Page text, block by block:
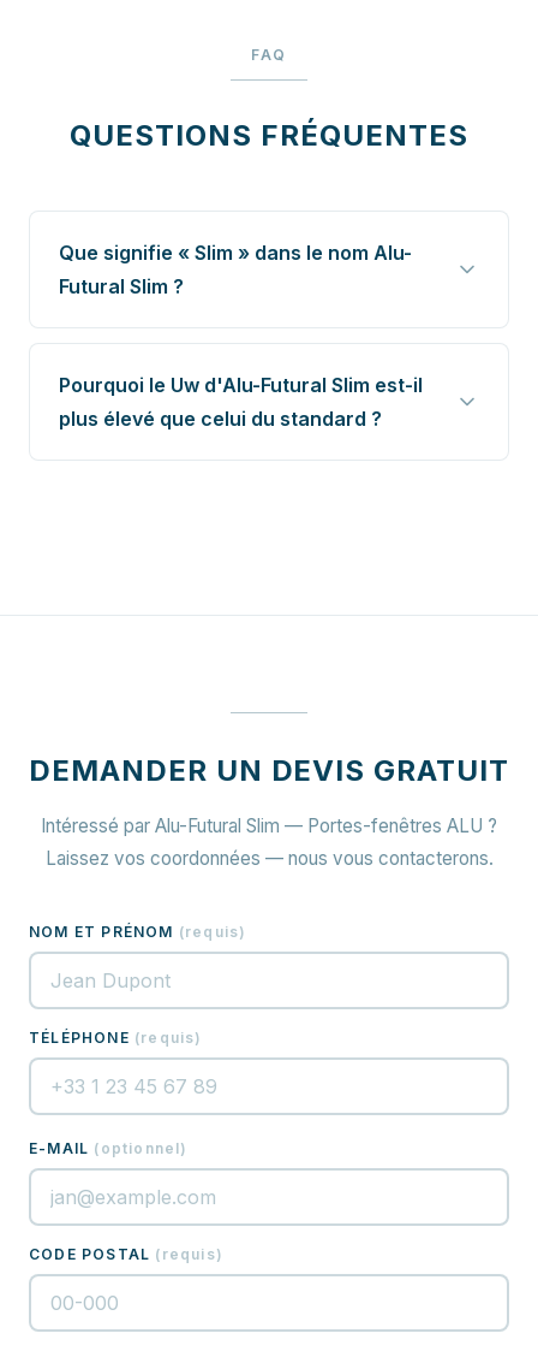
FAQ
QUESTIONS FRÉQUENTES
Que signifie « Slim » dans le nom Alu-
Futural Slim ?
Pourquoi le Uw d'Alu-Futural Slim est-il
plus élevé que celui du standard ?
DEMANDER UN DEVIS GRATUIT
Intéressé par Alu-Futural Slim — Portes-fenêtres ALU ?
Laissez vos coordonnées — nous vous contacterons.
NOM ET PRÉNOM (requis)
TÉLÉPHONE (requis)
E-MAIL ( optionnel)
CODE POSTAL ( requis)